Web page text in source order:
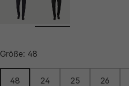
Größe: 48
48 24 25 26